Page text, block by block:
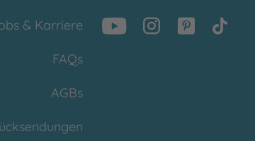
& Karriere
FAQs
AGBs